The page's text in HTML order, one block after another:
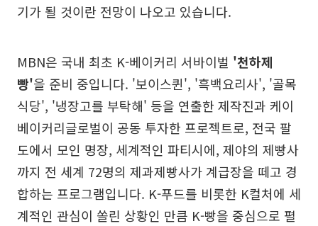
기가 될 것이란 전망이 나오고 있습니다.
MBN은 국내 최초 K-베이커리 서바이벌 '천하제
빵'을 준비 중입니다. '보이스퀸', '흑백요리사', '골목
식당', '냉장고를 부탁해' 등을 연출한 제작진과 케이
베이커리글로벌이 공동 투자한 프로젝트로, 전국 팔
도에서 모인 명장, 세계적인 파티시에, 제야의 제빵사
까지 전 세계 72명의 제과제빵사가 계급장을 떼고 경
합하는 프로그램입니다. K-푸드를 비롯한 K컬처에 세
계적인 관심이 쏠린 상황인 만큼 K-빵을 중심으로 펼